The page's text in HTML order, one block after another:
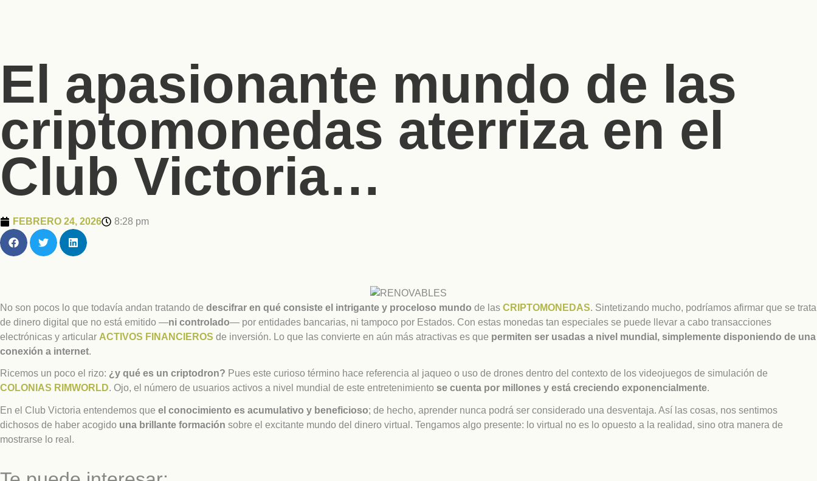
El apasionante mundo de las
criptomonedas aterriza en el
Club Victoria…
FEBRERO 24, 2026 8:28 pm
No son pocos lo que todavía andan tratando de descifrar en qué consiste el intrigante y proceloso mundo de las CRIPTOMONEDAS. Sintetizando mucho, podríamos afirmar que se trata
de dinero digital que no está emitido —ni controlado— por entidades bancarias, ni tampoco por Estados. Con estas monedas tan especiales se puede llevar a cabo transacciones
electrónicas y articular ACTIVOS FINANCIEROS de inversión. Lo que las convierte en aún más atractivas es que permiten ser usadas a nivel mundial, simplemente disponiendo de una
conexión a internet.
Ricemos un poco el rizo: ¿y qué es un criptodron? Pues este curioso término hace referencia al jaqueo o uso de drones dentro del contexto de los videojuegos de simulación de
COLONIAS RIMWORLD. Ojo, el número de usuarios activos a nivel mundial de este entretenimiento se cuenta por millones y está creciendo exponencialmente.
En el Club Victoria entendemos que el conocimiento es acumulativo y beneficioso; de hecho, aprender nunca podrá ser considerado una desventaja. Así las cosas, nos sentimos
dichosos de haber acogido una brillante formación sobre el excitante mundo del dinero virtual. Tengamos algo presente: lo virtual no es lo opuesto a la realidad, sino otra manera de
mostrarse lo real.